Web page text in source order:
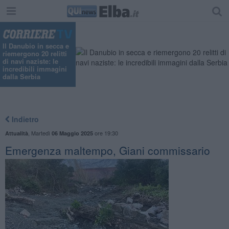
Il Danubio in secca e
riemergono 20 relitti
di navi naziste: le
incredibili immagini
dalla Serbia
Indietro
Attualità Martedì 06 Maggio 2025ore 19:30
Emergenza maltempo, Giani commissario